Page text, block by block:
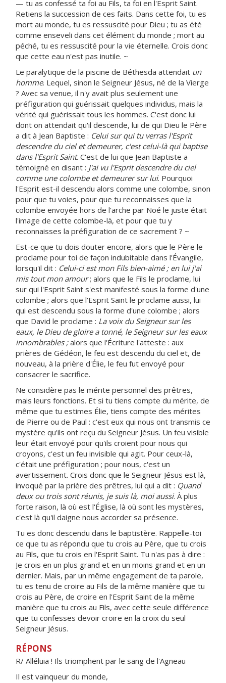
— tu as confessé ta foi au Fils, ta foi en l'Esprit Saint.
Retiens la succession de ces faits. Dans cette foi, tu es
mort au monde, tu es ressuscité pour Dieu ; tu as été
comme enseveli dans cet élément du monde ; mort au
péché, tu es ressuscité pour la vie éternelle. Crois donc
que cette eau n'est pas inutile. ~
Le paralytique de la piscine de Béthesda attendait un
homme. Lequel, sinon le Seigneur Jésus, né de la Vierge
? Avec sa venue, il n'y avait plus seulement une
préfiguration qui guérissait quelques individus, mais la
vérité qui guérissait tous les hommes. C'est donc lui
dont on attendait qu'il descende, lui de qui Dieu le Père
a dit à Jean Baptiste : Celui sur qui tu verras l'Esprit
descendre du ciel et demeurer, c'est celui-là qui baptise
dans l'Esprit Saint. C'est de lui que Jean Baptiste a
témoigné en disant : J'ai vu l'Esprit descendre du ciel
comme une colombe et demeurer sur lui. Pourquoi
l'Esprit est-il descendu alors comme une colombe, sinon
pour que tu voies, pour que tu reconnaisses que la
colombe envoyée hors de l'arche par Noé le juste était
l'image de cette colombe-là, et pour que tu y
reconnaisses la préfiguration de ce sacrement ? ~
Est-ce que tu dois douter encore, alors que le Père le
proclame pour toi de façon indubitable dans l'Évangile,
lorsqu'il dit : Celui-ci est mon Fils bien-aimé ; en lui j'ai
mis tout mon amour; alors que le Fils le proclame, lui
sur qui l'Esprit Saint s'est manifesté sous la forme d'une
colombe ; alors que l'Esprit Saint le proclame aussi, lui
qui est descendu sous la forme d'une colombe ; alors
que David le proclame : La voix du Seigneur sur les
eaux, le Dieu de gloire a tonné, le Seigneur sur les eaux
innombrables ;alors que l'Écriture l'atteste : aux
prières de Gédéon, le feu est descendu du ciel et, de
nouveau, à la prière d'Élie, le feu fut envoyé pour
consacrer le sacrifice.
Ne considère pas le mérite personnel des prêtres,
mais leurs fonctions. Et si tu tiens compte du mérite, de
même que tu estimes Élie, tiens compte des mérites
de Pierre ou de Paul : c'est eux qui nous ont transmis ce
mystère qu'ils ont reçu du Seigneur Jésus. Un feu visible
leur était envoyé pour qu'ils croient pour nous qui
croyons, c'est un feu invisible qui agit. Pour ceux-là,
c'était une préfiguration ; pour nous, c'est un
avertissement. Crois donc que le Seigneur Jésus est là,
invoqué par la prière des prêtres, lui qui a dit : Quand
deux ou trois sont réunis, je suis là, moi aussi. À plus
forte raison, là où est l'Église, là où sont les mystères,
c'est là qu'il daigne nous accorder sa présence.
Tu es donc descendu dans le baptistère. Rappelle-toi
ce que tu as répondu que tu crois au Père, que tu crois
au Fils, que tu crois en l'Esprit Saint. Tu n'as pas à dire :
Je crois en un plus grand et en un moins grand et en un
dernier. Mais, par un même engagement de ta parole,
tu es tenu de croire au Fils de la même manière que tu
crois au Père, de croire en l'Esprit Saint de la même
manière que tu crois au Fils, avec cette seule différence
que tu confesses devoir croire en la croix du seul
Seigneur Jésus.
RÉPONS
R/ Alléluia ! Ils triomphent par le sang de l'Agneau
Il est vainqueur du monde,